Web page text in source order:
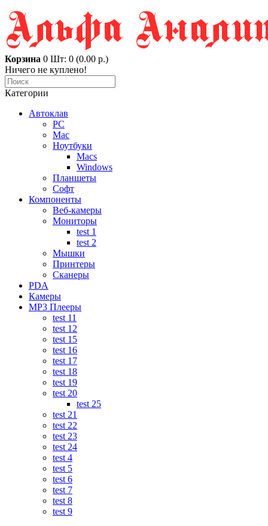
Корзина 0 Шт: 0 (0.00 р.)
Ничего не куплено!
Категории
Автоклав
PC
Mac
Ноутбуки
Macs
Windows
Планшеты
Софт
Компоненты
Веб-камеры
Мониторы
test 1
test 2
Мышки
Принтеры
Сканеры
PDA
Камеры
MP3 Плееры
test 11
test 12
test 15
test 16
test 17
test 18
test 19
test 20
test 25
test 21
test 22
test 23
test 24
test 4
test 5
test 6
test 7
test 8
test 9